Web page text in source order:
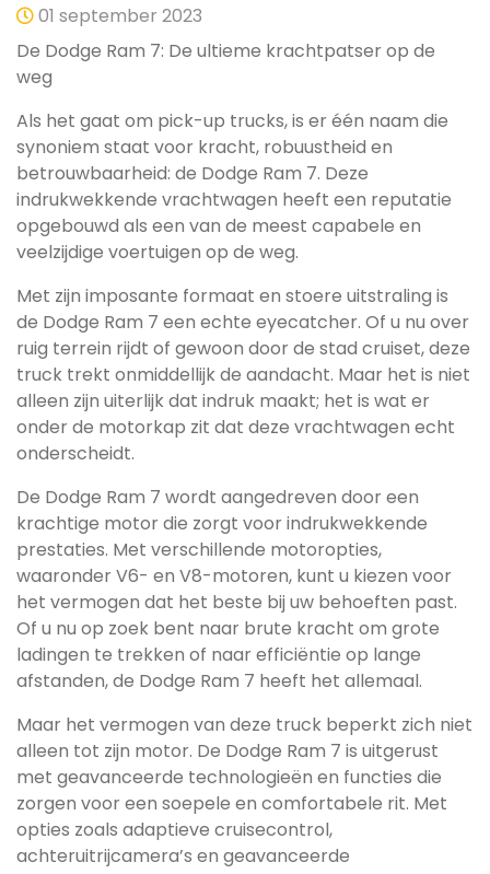
01 september 2023
De Dodge Ram 7: De ultieme krachtpatser op de
weg
Als het gaat om pick-up trucks, is er één naam die
synoniem staat voor kracht, robuustheid en
betrouwbaarheid: de Dodge Ram 7. Deze
indrukwekkende vrachtwagen heeft een reputatie
opgebouwd als een van de meest capabele en
veelzijdige voertuigen op de weg.
Met zijn imposante formaat en stoere uitstraling is
de Dodge Ram 7 een echte eyecatcher. Of u nu over
ruig terrein rijdt of gewoon door de stad cruiset, deze
truck trekt onmiddellijk de aandacht. Maar het is niet
alleen zijn uiterlijk dat indruk maakt; het is wat er
onder de motorkap zit dat deze vrachtwagen echt
onderscheidt.
De Dodge Ram 7 wordt aangedreven door een
krachtige motor die zorgt voor indrukwekkende
prestaties. Met verschillende motoropties,
waaronder V6- en V8-motoren, kunt u kiezen voor
het vermogen dat het beste bij uw behoeften past.
Of u nu op zoek bent naar brute kracht om grote
ladingen te trekken of naar efficiëntie op lange
afstanden, de Dodge Ram 7 heeft het allemaal.
Maar het vermogen van deze truck beperkt zich niet
alleen tot zijn motor. De Dodge Ram 7 is uitgerust
met geavanceerde technologieën en functies die
zorgen voor een soepele en comfortabele rit. Met
opties zoals adaptieve cruisecontrol,
achteruitrijcamera’s en geavanceerde